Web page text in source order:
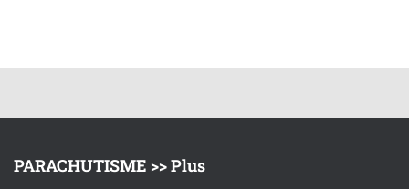
PARACHUTISME >> Plus